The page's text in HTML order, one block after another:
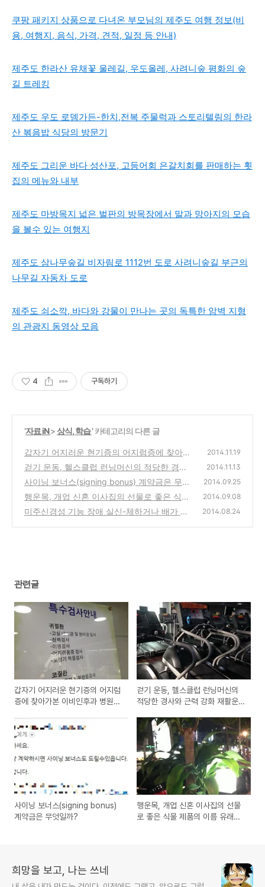
쿠팡 패키지 상품으로 다녀온 부모님의 제주도 여행 정보(비
용, 여행지, 음식, 가격, 견적, 일정 등 안내)
제주도 한라산 유채꽃 울레길, 우도올레, 사려니숲 평화의 숲
길 트레킹
제주도 우도 로뎀가든-한치,전복 주물럭과 스토리텔링의 한라
산 볶음밥 식당의 방문기
제주도 그리운 바다 성산포, 고등어회 은갈치회를 판매하는 횟
집의 메뉴와 내부
제주도 마방목지 넓은 벌판의 방목장에서 말과 망아지의 모습
을 볼수 있는 여행지
제주도 삼나무숲길 비자림로 1112번 도로 사려니숲길 부근의
나무길 자동차 도로
제주도 쇠소깍, 바다와 강물이 만나는 곳의 독특한 암벽 지형
의 관광지 동영상 모음
4 구독하기
'자료 iN>상식, 학습' 카테고리의 다른 글
갑자기 어지러운 현기증의 어지럼증에 찾아가
본 이비인후과 병원 방문기
(0)
2014.11.19
걷기 운동, 헬스클럽 런닝머신의 적당한 경사
와 근력 강화 재활운동하는 방법
(0)
2014.11.13
사이닝 보너스(signing bonus) 계약금은 무엇
일까?
(0)
2014.09.25
행운목, 개업 신혼 이사집의 선물로 좋은 식물
제품의 이름 유래와 관리방법
(0)
2014.09.08
미주신경성 기능 장애 실신-체하거나 배가 아
2014.08.24
관련글
갑자기 어지러운 현기증의 어지럼
증에 찾아가본 이비인후과 병원
걷기 운동, 헬스클럽 런닝머신의
적당한 경사와 근력 강화 재활운
사이닝 보너스(signing bonus)
계약금은 무엇일까?
행운목, 개업 신혼 이사집의 선물
로 좋은 식물 제품의 이름 유래와
희망을 보고, 나는 쓰네